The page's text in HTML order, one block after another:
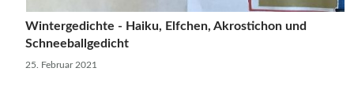
Wintergedichte - Haiku, Elfchen, Akrostichon und
Schneeballgedicht
25. Februar 2021